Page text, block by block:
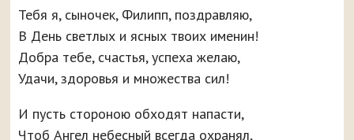
Тебя я, сыночек, Филипп, поздравляю,
В День светлых и ясных твоих именин!
Добра тебе, счастья, успеха желаю,
Удачи, здоровья и множества сил!
И пусть стороною обходят напасти,
Чтоб Ангел небесный всегда охранял,